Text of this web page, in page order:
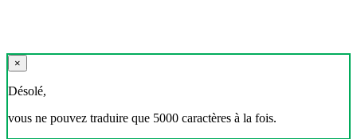
×
Désolé,
vous ne pouvez traduire que 5000 caractères à la fois.